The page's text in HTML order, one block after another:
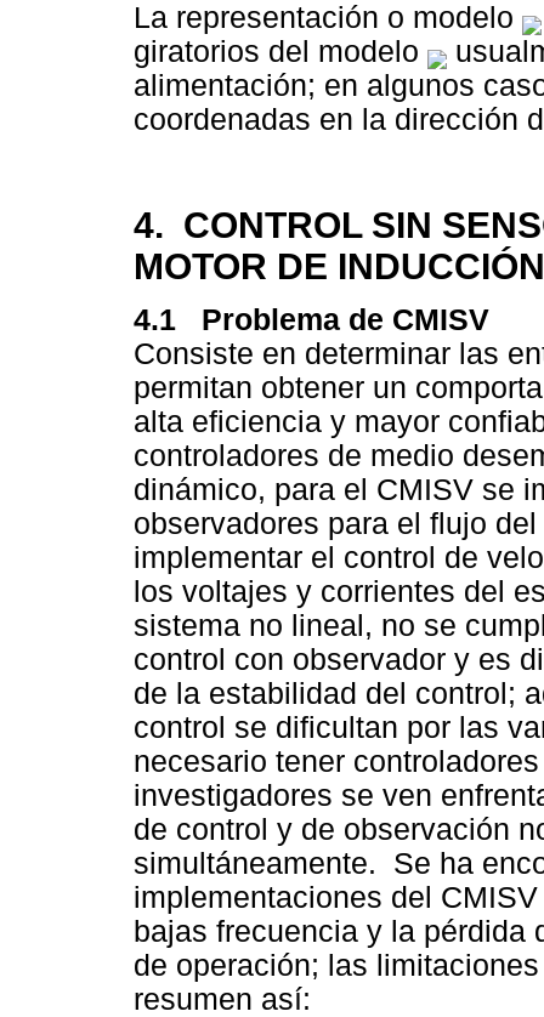
La representación o modelo
giratorios del modelo
alimentación; en algunos
coordenadas en la dirección
4. CONTROL SIN
MOTOR DE INDUCCIÓN
4.1 Problema de CMISV
Consiste en determinar las
permitan obtener un
alta eficiencia y mayor
controladores de medio
dinámico, para el CMISV se
observadores para el flujo
implementar el control de
los voltajes y corrientes del
sistema no lineal, no se
control con observador y es
de la estabilidad del control;
control se dificultan por las
necesario tener
investigadores se ven
de control y de observación
simultáneamente. Se ha
implementaciones del
bajas frecuencia y la pérdida
de operación; las
resumen así: